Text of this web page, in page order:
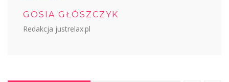
GOSIA GŁÓSZCZYK
Redakcja justrelax.pl